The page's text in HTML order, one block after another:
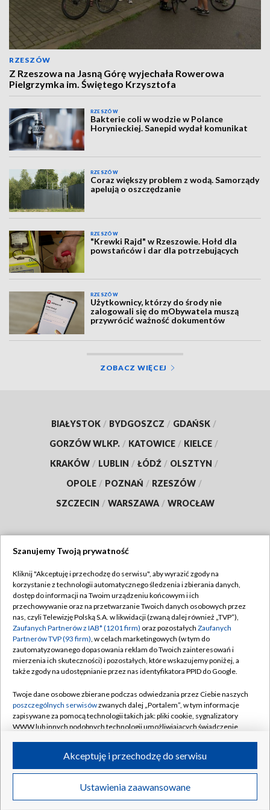
RZESZÓW
Z Rzeszowa na Jasną Górę wyjechała Rowerowa
Pielgrzymka im. Świętego Krzysztofa
RZESZÓW
Bakterie coli w wodzie w Polance
Horynieckiej. Sanepid wydał komunikat
RZESZÓW
Coraz większy problem z wodą. Samorządy
apelują o oszczędzanie
RZESZÓW
"Krewki Rajd" w Rzeszowie. Hołd dla
powstańców i dar dla potrzebujących
RZESZÓW
Użytkownicy, którzy do środy nie
zalogowali się do mObywatela muszą
przywrócić ważność dokumentów
ZOBACZ WIĘCEJ
BIAŁYSTOK / BYDGOSZCZ / GDAŃSK /
GORZÓW WLKP. / KATOWICE / KIELCE /
KRAKÓW / LUBLIN / ŁÓDŹ / OLSZTYN /
OPOLE / POZNAŃ / RZESZÓW /
SZCZECIN / WARSZAWA / WROCŁAW
TVP
Abonament TVP
Emisja w TVP
Centrum informacji TVP
Naziemna Telewizja Cyfrowa
Rada Programowa
System NOS
Informacje o nadawcy
Program dla prasy
Ogłoszenie przetargowe
Regulamin TVP
Polityka prywatności
Moje zgody
Pomoc
Kontakt
Kanały
©2026 Telewizja Polska S.A. w likwidacji
Szanujemy Twoją prywatność
Kliknij "Akceptuję i przechodzę do serwisu", aby wyrazić zgody na
korzystanie z technologii automatycznego śledzenia i zbierania danych,
dostęp do informacji na Twoim urządzeniu końcowym i ich
przechowywanie oraz na przetwarzanie Twoich danych osobowych przez
nas, czyli Telewizję Polską S.A. w likwidacji (zwaną dalej również „TVP”),
Zaufanych Partnerów z IAB* (1201 firm) oraz pozostałych Zaufanych
Partnerów TVP (93 firm), w celach marketingowych (w tym do
zautomatyzowanego dopasowania reklam do Twoich zainteresowań i
mierzenia ich skuteczności) i pozostałych, które wskazujemy poniżej, a
także zgody na udostępnianie przez nas identyfikatora PPID do Google.
Twoje dane osobowe zbierane podczas odwiedzania przez Ciebie naszych
poszczególnych serwisówzwanych dalej „Portalem”, w tym informacje
zapisywane za pomocą technologii takich jak: pliki cookie, sygnalizatory
WWW lub innych podobnych technologii umożliwiających świadczenie
ruchu w Internecie.
Twoje dane osobowe zbierane podczas odwiedzania przez Ciebie
poszczególnych serwisówna Portalu, takie jak adresy IP, identyfikatory
Ustawienia zaawansowane
Akceptuję i przechodzę do serwisu